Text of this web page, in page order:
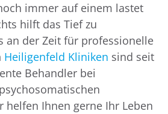
immer auf einem lastet
hilft das Tief zu
an der Zeit für professionelle
Heiligenfeld Kliniken sind seit
Behandler bei
helfen Ihnen gerne Ihr Leben